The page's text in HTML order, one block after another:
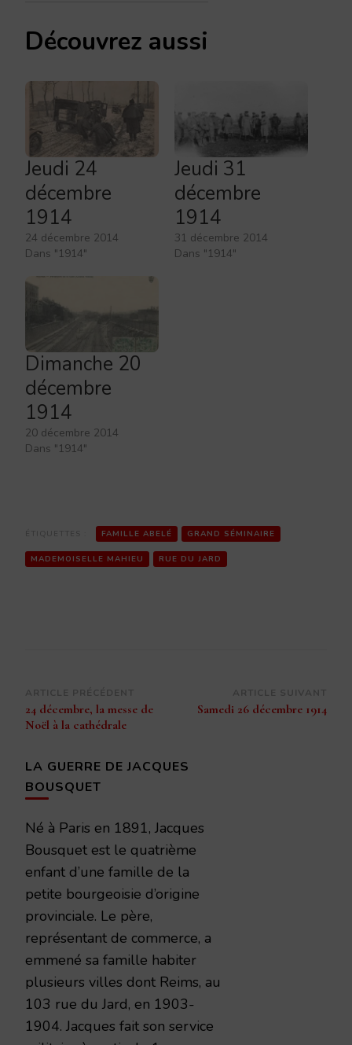
Découvrez aussi
Jeudi 24
décembre
1914
24 décembre 2014
Dans "1914"
Jeudi 31
décembre
1914
31 décembre 2014
Dans "1914"
Dimanche 20
décembre
1914
20 décembre 2014
Dans "1914"
FAMILLE ABELÉ GRAND SÉMINAIRE
MADEMOISELLE MAHIEU RUE DU JARD
Navigation
d’article
24 décembre, la messe de
Noël à la cathédrale
Samedi 26 décembre 1914
LA GUERRE DE JACQUES
BOUSQUET
Né à Paris en 1891, Jacques
Bousquet est le quatrième
enfant d’une famille de la
petite bourgeoisie d’origine
provinciale. Le père,
représentant de commerce, a
emmené sa famille habiter
plusieurs villes dont Reims, au
103 rue du Jard, en 1903-
1904. Jacques fait son service